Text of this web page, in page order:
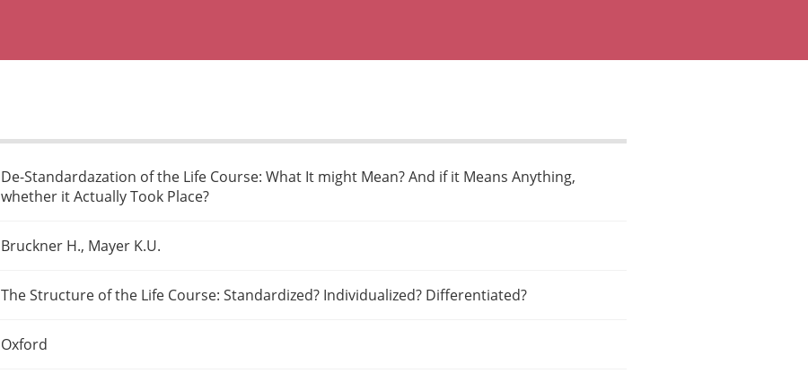
De-Standardazation of the Life Course: What It might Mean? And if it Means Anything,
whether it Actually Took Place?
Bruckner H., Mayer K.U.
The Structure of the Life Course: Standardized? Individualized? Differentiated?
Oxford